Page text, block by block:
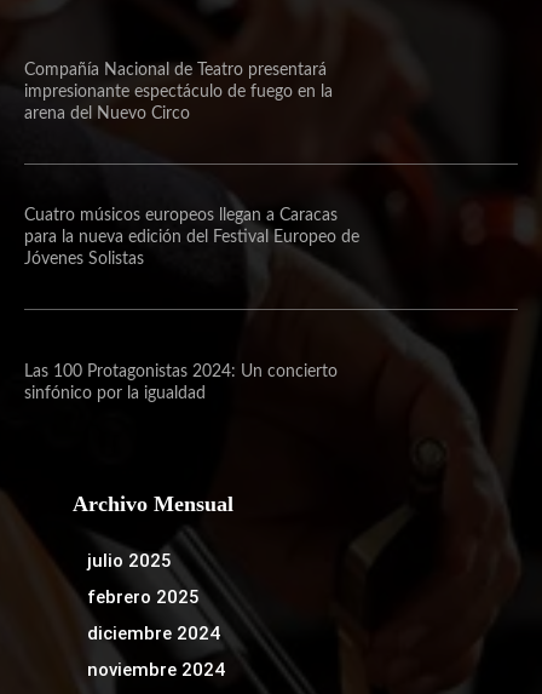
Compañía Nacional de Teatro presentará
impresionante espectáculo de fuego en la
arena del Nuevo Circo
Cuatro músicos europeos llegan a Caracas
para la nueva edición del Festival Europeo de
Jóvenes Solistas
Las 100 Protagonistas 2024: Un concierto
sinfónico por la igualdad
Archivo Mensual
julio 2025
febrero 2025
diciembre 2024
noviembre 2024